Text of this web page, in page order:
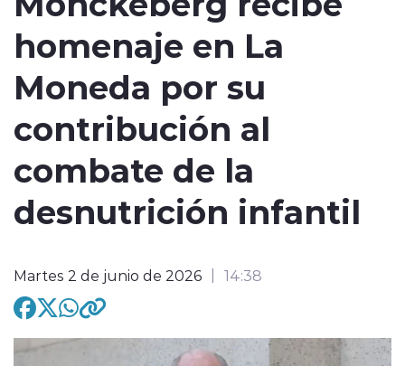
Internacional
Entrevistas
Deportes
homenaje en La
Moneda por su
contribución al
combate de la
desnutrición infantil
Martes 2 de junio de 2026 14:38